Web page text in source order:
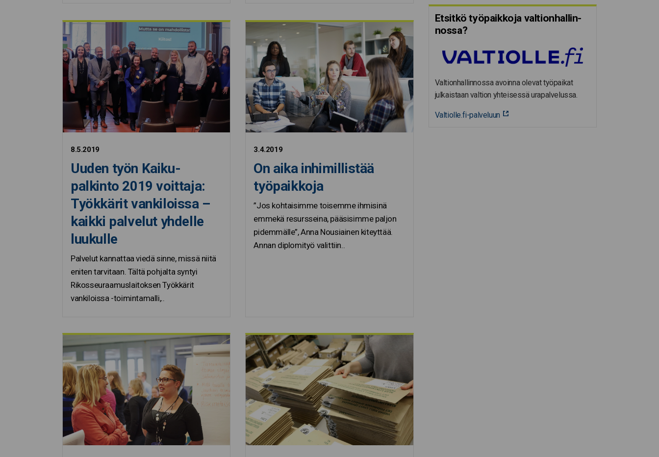
8.5.2019
Uuden työn Kaiku-
palkinto 2019 voittaja:
Työkkärit vankiloissa –
kaikki palvelut yhdelle
luukulle
Palvelut kannattaa viedä sinne, missä niitä
eniten tarvitaan. Tältä pohjalta syntyi
Rikosseuraamuslaitoksen Työkkärit
vankiloissa -toimintamalli,..
3.4.2019
On aika inhimillistää
työpaikkoja
”Jos kohtaisimme toisemme ihmisinä
emmekä resursseina, pääsisimme paljon
pidemmälle”, Anna Nousiainen kiteyttää.
Annan diplomityö valittiin..
Etsitkö työpaikkoja valtion­hal­lin­
nossa?
Valtionhallinnossa avoinna olevat työpaikat
julkaistaan valtion yhteisessä urapalvelussa.
Valtiolle.fi-palveluun